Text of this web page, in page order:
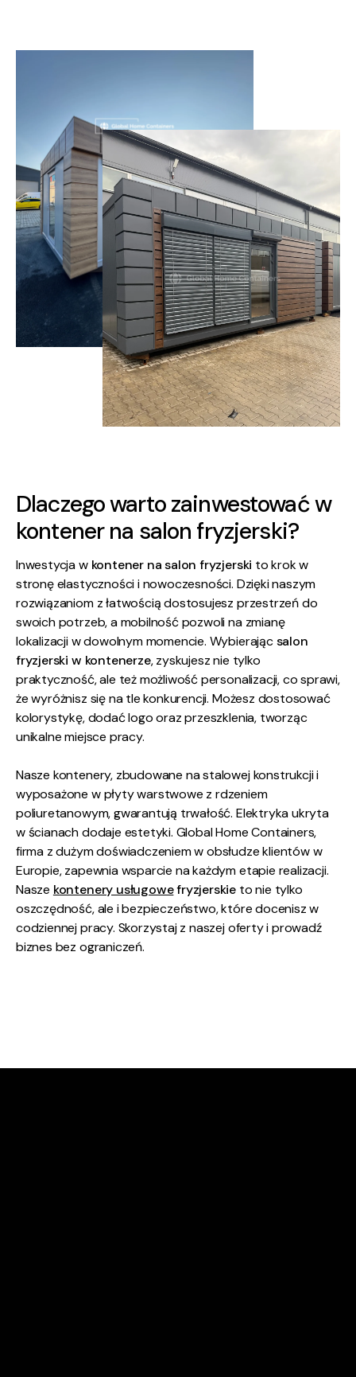
Dlaczego warto zainwestować w
kontener na salon fryzjerski?
Inwestycja w kontener na salon fryzjerski to krok w
stronę elastyczności i nowoczesności. Dzięki naszym
rozwiązaniom z łatwością dostosujesz przestrzeń do
swoich potrzeb, a mobilność pozwoli na zmianę
lokalizacji w dowolnym momencie. Wybierającsalon
fryzjerski w kontenerze, zyskujesz nie tylko
praktyczność, ale też możliwość personalizacji, co sprawi,
że wyróżnisz się na tle konkurencji. Możesz dostosować
kolorystykę, dodać logo oraz przeszklenia, tworząc
unikalne miejsce pracy.
Nasze kontenery, zbudowane na stalowej konstrukcji i
wyposażone w płyty warstwowe z rdzeniem
poliuretanowym, gwarantują trwałość. Elektryka ukryta
w ścianach dodaje estetyki. Global Home Containers,
firma z dużym doświadczeniem w obsłudze klientów w
Europie, zapewnia wsparcie na każdym etapie realizacji.
Nasze kontenery usługowefryzjerskie to nie tylko
oszczędność, ale i bezpieczeństwo, które docenisz w
codziennej pracy. Skorzystaj z naszej oferty i prowadź
biznes bez ograniczeń.